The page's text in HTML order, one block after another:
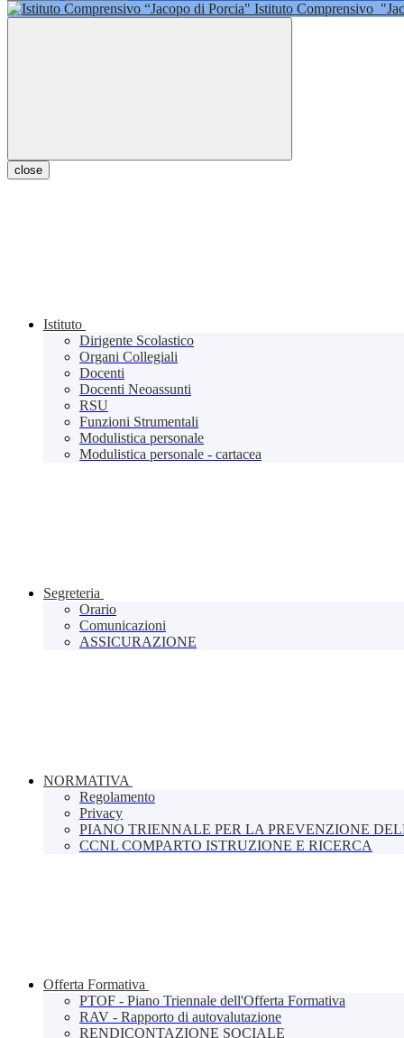
Istituto Comprensivo
close
Istituto
Dirigente Scolastico
Organi Collegiali
Docenti
Docenti Neoassunti
RSU
Funzioni Strumentali
Modulistica personale
Modulistica personale - cartacea
Segreteria
Orario
Comunicazioni
ASSICURAZIONE
NORMATIVA
Regolamento
Privacy
PIANO TRIENNALE PER LA PREVENZIONE
CCNL COMPARTO ISTRUZIONE E RICERCA
Offerta Formativa
PTOF - Piano Triennale dell'Offerta Formativa
RAV - Rapporto di autovalutazione
RENDICONTAZIONE SOCIALE